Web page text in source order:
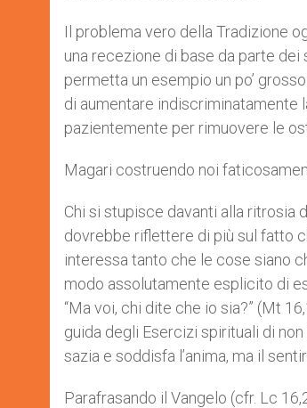
Il problema vero della Tradizione
una recezione di base da parte
permetta un esempio un po’
di aumentare indiscriminatamente
pazientemente per rimuovere le
Magari costruendo noi
Chi si stupisce davanti alla ritrosia
dovrebbe riflettere di più sul fatto
interessa tanto che le cose siano
modo assolutamente esplicito di
“Ma voi, chi dite che io sia?” (Mt
guida degli Esercizi spirituali di
sazia e soddisfa l’anima, ma il
Parafrasando il Vangelo (cfr. Lc